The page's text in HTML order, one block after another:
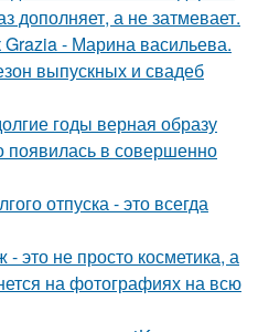
дополняет, а не затмевает.
- Марина васильева.
выпускных и свадеб
годы верная образу
появилась в совершенно
отпуска - это всегда
это не просто косметика, а
на фотографиях на всю